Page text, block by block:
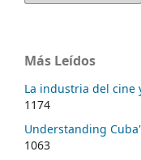
Más Leídos
La industria del cine
1174
Understanding
1063